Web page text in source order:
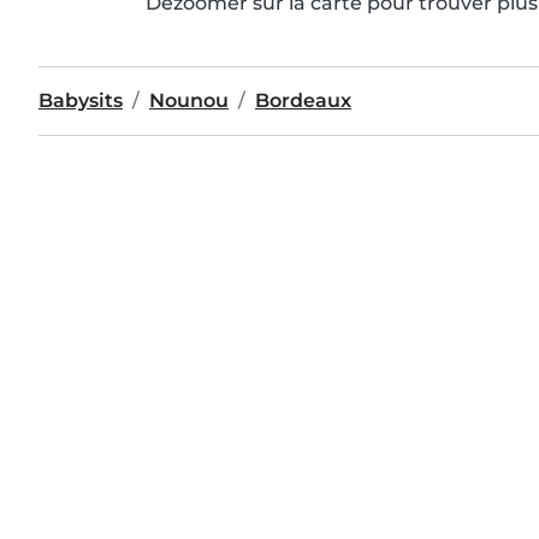
Babysits Nounou Bordeaux